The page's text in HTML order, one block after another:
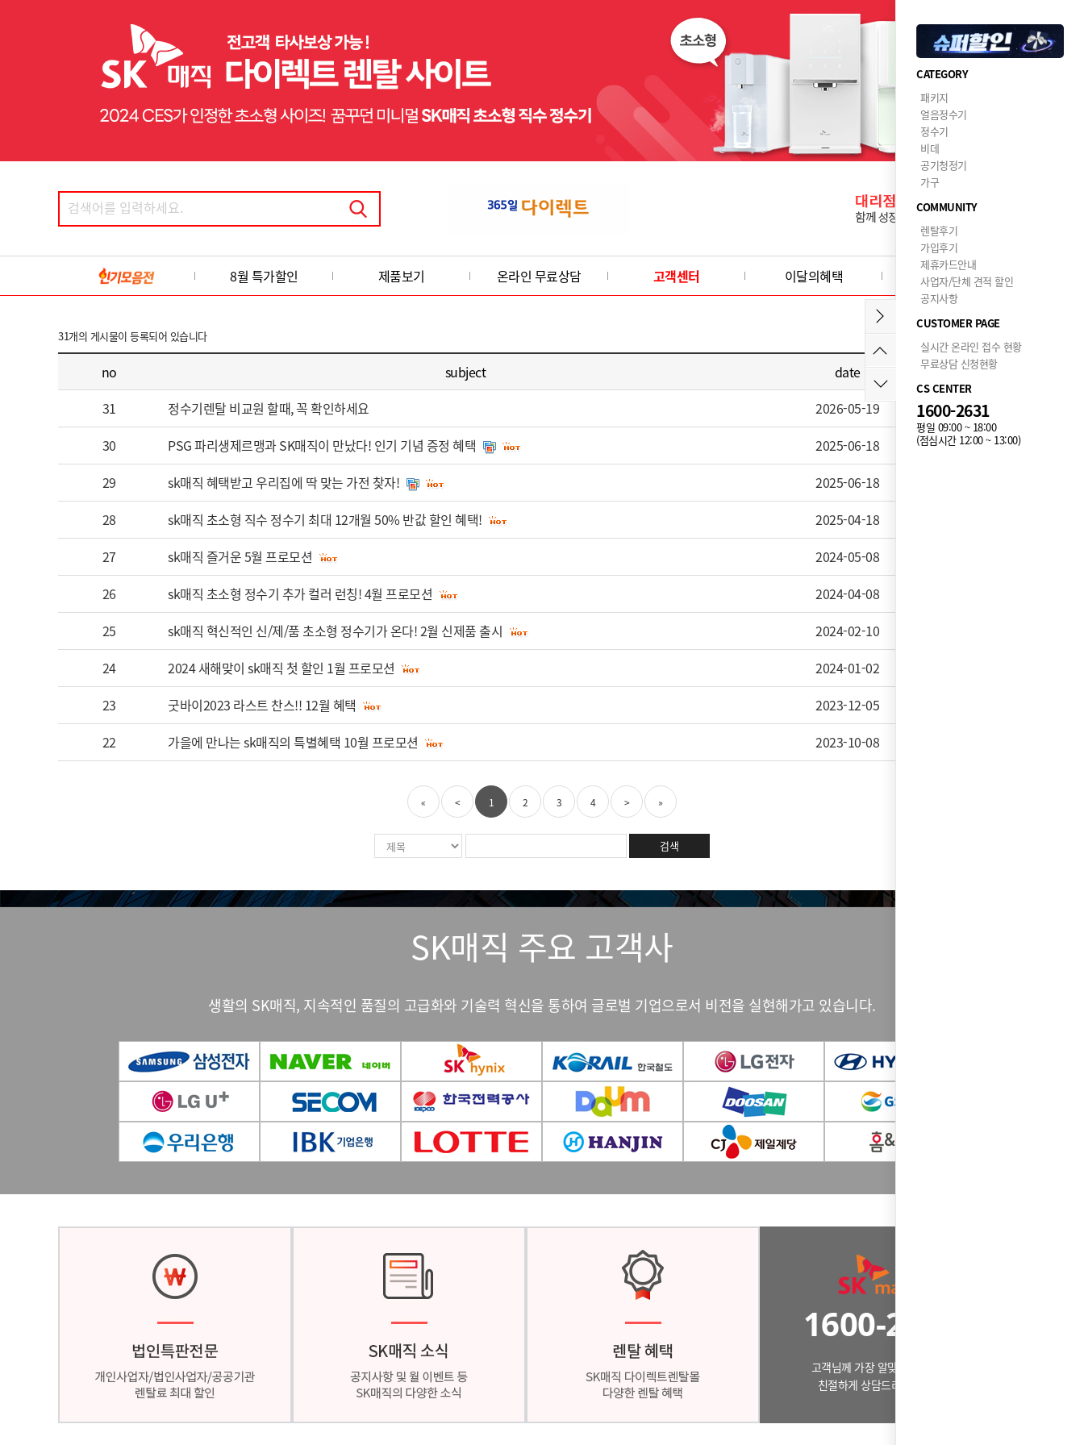
8월 특가할인 제품보기 온라인 무료상담 고객센터 이달의혜택
31개의 게시물이 등록되어 있습니다
no subject date
hit
31
정수기렌탈 비교원 할때, 꼭 확인하세요 2026-05-19
981
30
PSG 파리생제르맹과 SK매직이 만났다! 인기 기념 증정 혜택 2025-06-18
9,447
29
sk매직 혜택받고 우리집에 딱 맞는 가전 찾자! 2025-06-18
28
sk매직 초소형 직수 정수기 최대 12개월 50% 반값 할인 혜택! 2025-04-18
27
sk매직 즐거운 5월 프로모션 2024-05-08
26
sk매직 초소형 정수기 추가 컬러 런칭! 4월 프로모션 2024-04-08
25
sk매직 혁신적인 신/제/품 초소형 정수기가 온다! 2월 신제품 출시 2024-02-10
24
2024 새해맞이 sk매직 첫 할인 1월 프로모션 2024-01-02
23
굿바이2023 라스트 찬스!! 12월 혜택 2023-12-05
22
가을에 만나는 sk매직의 특별혜택 10월 프로모션 2023-10-08
« < 1 2 3 4 > »
검색
SK매직 주요 고객사
생활의 SK매직, 지속적인 품질의 고급화와 기술력 혁신을 통하여 글로벌 기업으로서 비전을 실현해가고 있습니다.
1600-2631
고객님께 가장 알맞은 제품으로
친절하게 상담드리겠습니다.
CATEGORY
패키지
얼음정수기
정수기
비데
공기청정기
가구
COMMUNITY
렌탈후기
가입후기
제휴카드안내
사업자/단체 견적 할인
공지사항
CUSTOMER PAGE
실시간 온라인 접수 현황
무료상담 신청현황
CS CENTER
1600-2631
평일 09:00 ~ 18:00
(점심시간 12:00 ~ 13:00)